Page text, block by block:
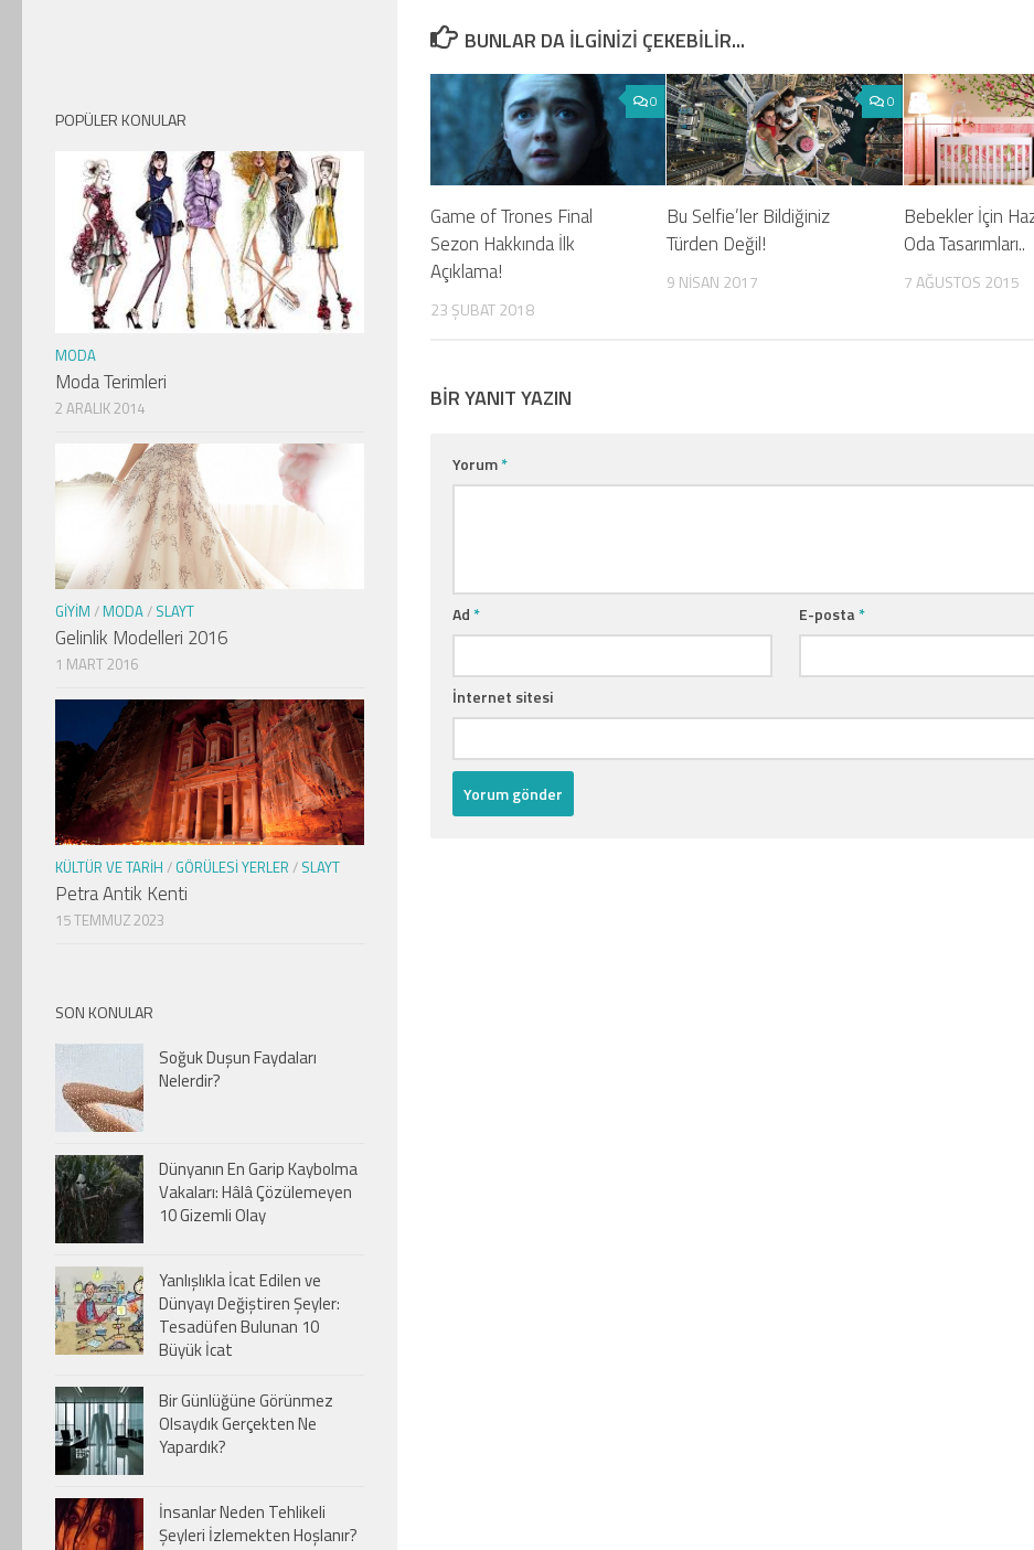
BUNLAR DA ILGINIZI ÇEKEBILIR...
0
Game of Trones Final
Sezon Hakkında İlk
Açıklama!
23 ŞUBAT 2018
0
Bu Selfie’ler Bildiğiniz
Türden Değil!
9 NISAN 2017
Bebekler İçin
Oda Tasarımları..
7 AĞUSTOS 2015
BIR YANIT YAZIN
Yorum*
Ad* E-posta*
İnternet sitesi
POPÜLER KONULAR
MODA
Moda Terimleri
2 ARALIK 2014
GIYIM / MODA/ SLAYT
Gelinlik Modelleri 2016
1 MART 2016
KÜLTÜR VE TARIH / GÖRÜLESI YERLER / SLAYT
Petra Antik Kenti
15 TEMMUZ 2023
SON KONULAR
Soğuk Duşun Faydaları
Nelerdir?
Dünyanın En Garip Kaybolma
Vakaları: Hâlâ Çözülemeyen
10 Gizemli Olay
Yanlışlıkla İcat Edilen ve
Dünyayı Değiştiren Şeyler:
Tesadüfen Bulunan 10
Büyük İcat
Bir Günlüğüne Görünmez
Olsaydık Gerçekten Ne
Yapardık?
İnsanlar Neden Tehlikeli
Şeyleri İzlemekten Hoşlanır?